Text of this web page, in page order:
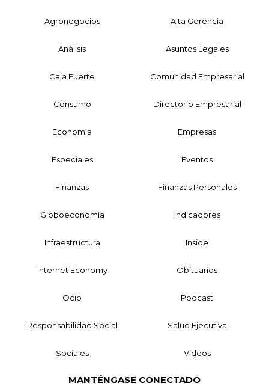
Agronegocios Alta Gerencia
Análisis Asuntos Legales
Caja Fuerte Comunidad Empresarial
Consumo Directorio Empresarial
Economía Empresas
Especiales Eventos
Finanzas Finanzas Personales
Globoeconomía Indicadores
Infraestructura Inside
Internet Economy Obituarios
Ocio Podcast
Responsabilidad Social Salud Ejecutiva
Sociales Videos
MANTÉNGASE CONECTADO